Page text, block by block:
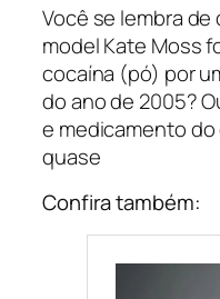
Você se lembra
model Kate Moss
cocaína (pó) por
do ano de 2005?
e medicamento
quase
Confira também: